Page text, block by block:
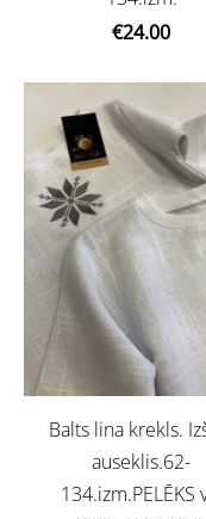
€24.00
Balts lina krekls.
auseklis.62-
134.izm.PELĒKS